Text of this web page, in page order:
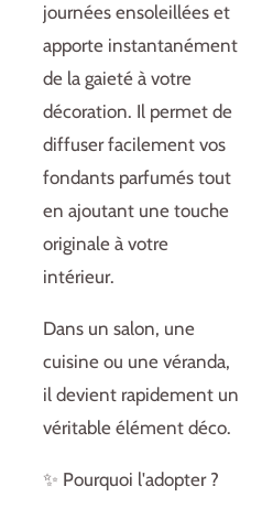
journées ensoleillées et
apporte instantanément
de la gaieté à votre
décoration. Il permet de
diffuser facilement vos
fondants parfumés tout
en ajoutant une touche
originale à votre
intérieur.
Dans un salon, une
cuisine ou une véranda,
il devient rapidement un
véritable élément déco.
✨ Pourquoi l'adopter ?